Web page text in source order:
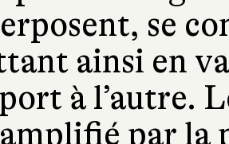
se
ainsi en
à l’autre.
par la